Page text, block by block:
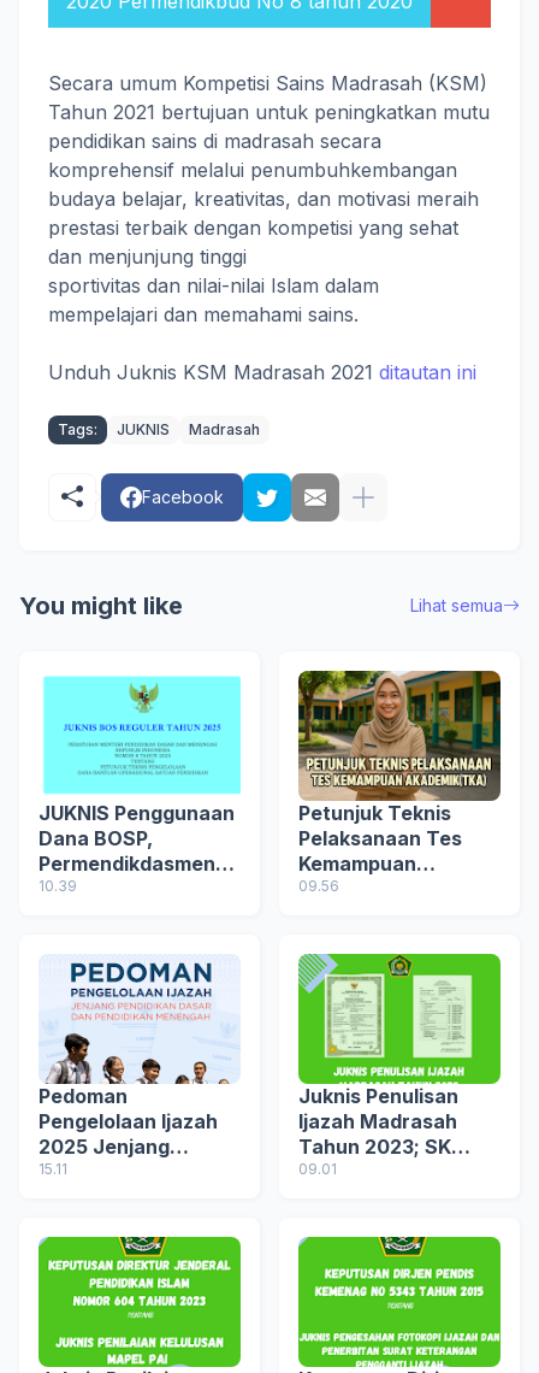
Secara umum Kompetisi Sains Madrasah (KSM)
Tahun 2021 bertujuan untuk peningkatkan mutu
pendidikan sains di madrasah secara
komprehensif melalui penumbuhkembangan
budaya belajar, kreativitas, dan motivasi meraih
prestasi terbaik dengan kompetisi yang sehat
dan menjunjung tinggi
sportivitas dan nilai-nilai Islam dalam
mempelajari dan memahami sains.
Unduh Juknis KSM Madrasah 2021 ditautan ini
Tags: JUKNIS Madrasah
Facebook
You might like Lihat semua
JUKNIS Penggunaan
Dana BOSP,
Permendikdasmen
No 8 Tahun 2025
10.39
Petunjuk Teknis
Pelaksanaan Tes
Kemampuan
Akademik (TKA)
09.56
Pedoman
Pengelolaan Ijazah
2025 Jenjang
Pendidikan Dasar
15.11
Juknis Penulisan
Ijazah Madrasah
Tahun 2023; SK
Dirjen Pendis
09.01